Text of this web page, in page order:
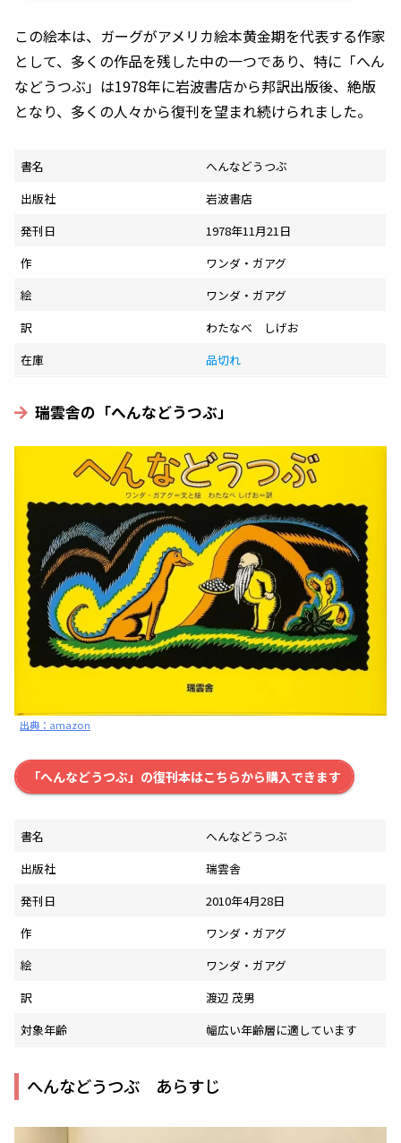
この絵本は、ガーグがアメリカ絵本黄金期を代表する作家
として、多くの作品を残した中の一つであり、特に「へん
などうつぶ」は1978年に岩波書店から邦訳出版後、絶版
となり、多くの人々から復刊を望まれ続けられました。
書名
へんなどうつぶ
出版社
岩波書店
発刊日
1978年11月21日
作
ワンダ・ガアグ
絵
ワンダ・ガアグ
訳
わたなべ しげお
在庫
品切れ
瑞雲舎の「へんなどうつぶ」
出典：amazon
「へんなどうつぶ」の復刊本はこちらから購入できます
書名
へんなどうつぶ
出版社
瑞雲舎
発刊日
2010年4月28日
作
ワンダ・ガアグ
絵
ワンダ・ガアグ
訳
渡辺 茂男
対象年齢
幅広い年齢層に適しています
へんなどうつぶ あらすじ